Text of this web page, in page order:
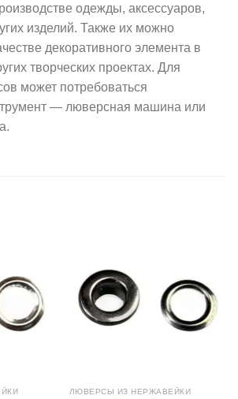
одежды, аксессуаров,
изделий. Также их можно
декоративного элемента в
творческих проектах. Для
может потребоваться
— люверсная машина или
ЛЮВЕРСЫ ИЗ НЕРЖАВЕЙКИ